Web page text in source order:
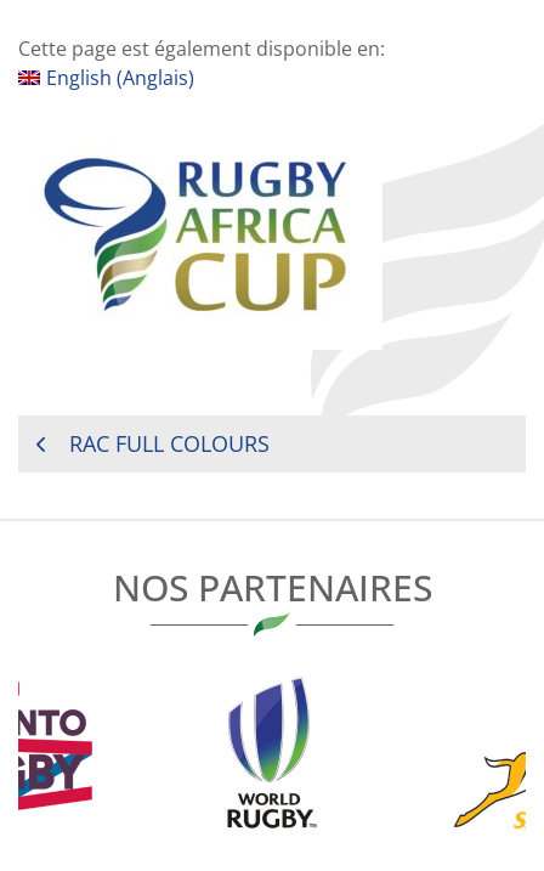
Cette page est également disponible en:
English (Anglais)
NAVIGATION
RAC FULL COLOURS
NOS PARTENAIRES